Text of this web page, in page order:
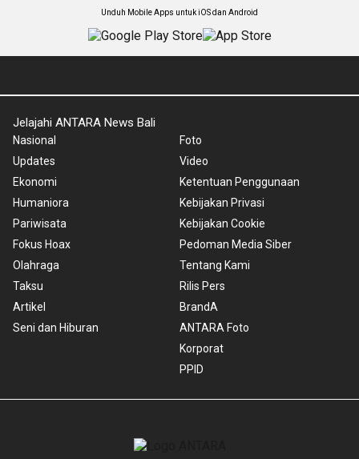
Unduh Mobile Apps untuk iOS dan Android
Jelajahi ANTARA News Bali
Nasional
Updates
Ekonomi
Humaniora
Pariwisata
Fokus Hoax
Olahraga
Taksu
Artikel
Seni dan Hiburan
Foto
Video
Ketentuan Penggunaan
Kebijakan Privasi
Kebijakan Cookie
Pedoman Media Siber
Tentang Kami
Rilis Pers
BrandA
ANTARA Foto
Korporat
PPID